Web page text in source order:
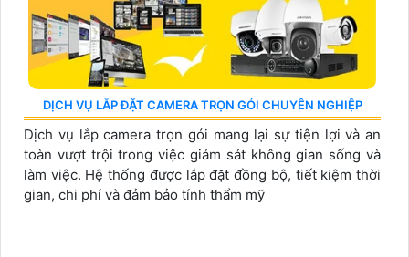
DỊCH VỤ LẮP ĐẶT CAMERA TRỌN GÓI CHUYÊN NGHIỆP
Dịch vụ lắp camera trọn gói mang lại sự tiện lợi và an
toàn vượt trội trong việc giám sát không gian sống và
làm việc. Hệ thống được lắp đặt đồng bộ, tiết kiệm thời
gian, chi phí và đảm bảo tính thẩm mỹ